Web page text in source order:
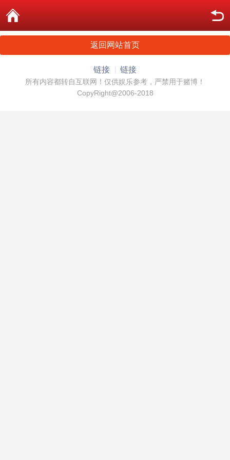
返回网站首页
链接 链接
所有内容都转自互联网！仅供娱乐参考，严禁用于赌博！
CopyRight@2006-2018